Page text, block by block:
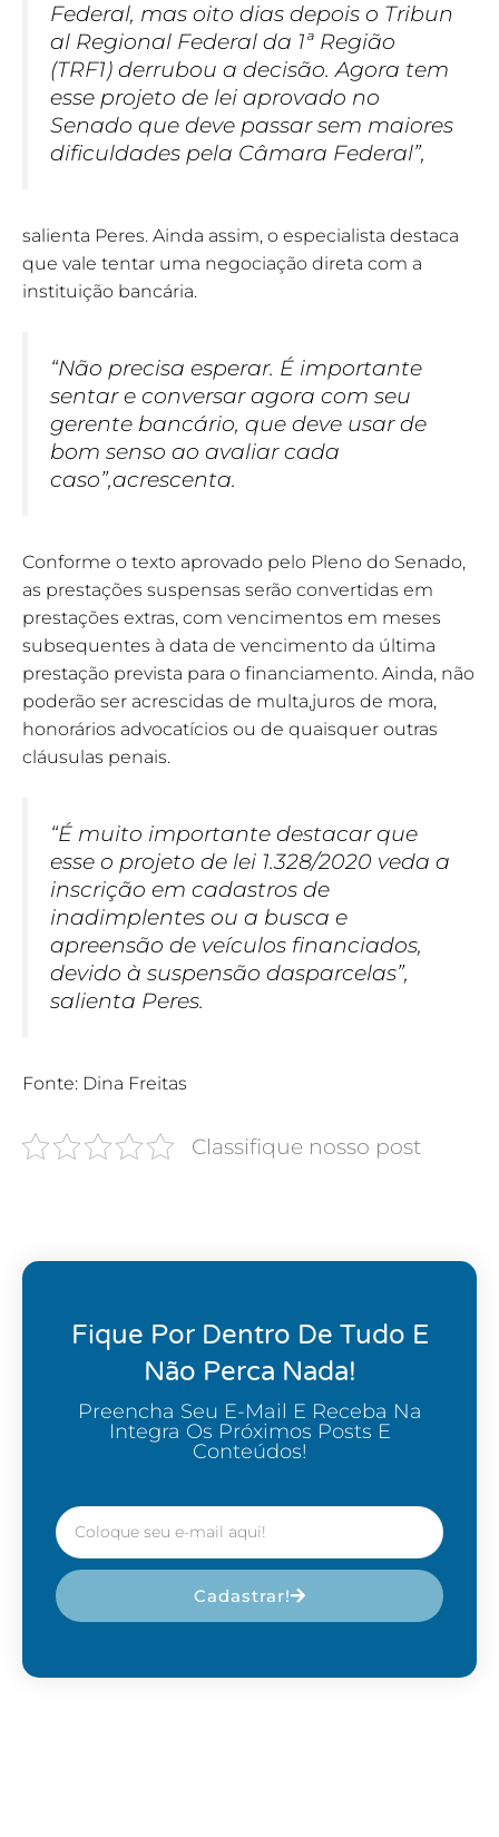
Federal, mas oito dias depois o Tribun
al Regional Federal da 1ª Região
(TRF1) derrubou a decisão. Agora tem
esse projeto de lei aprovado no
Senado que deve passar sem maiores
dificuldades pela Câmara Federal”,
salienta Peres. Ainda assim, o especialista destaca
que vale tentar uma negociação direta com a
instituição bancária.
“Não precisa esperar. É importante
sentar e conversar agora com seu
gerente bancário, que deve usar de
bom senso ao avaliar cada
caso”,acrescenta.
Conforme o texto aprovado pelo Pleno do Senado,
as prestações suspensas serão convertidas em
prestações extras, com vencimentos em meses
subsequentes à data de vencimento da última
prestação prevista para o financiamento. Ainda, não
poderão ser acrescidas de multa,juros de mora,
honorários advocatícios ou de quaisquer outras
cláusulas penais.
“É muito importante destacar que
esse o projeto de lei 1.328/2020 veda a
inscrição em cadastros de
inadimplentes ou a busca e
apreensão de veículos financiados,
devido à suspensão dasparcelas”,
salienta Peres.
Fonte: Dina Freitas
Classifique nosso post
Fique Por Dentro De Tudo E
Não Perca Nada!
Preencha Seu E-Mail E Receba Na
Integra Os Próximos Posts E
Conteúdos!
Cadastrar!